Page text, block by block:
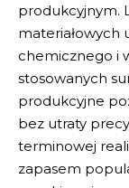
produkcyjnym.
materiałowych
chemicznego i
stosowanych
produkcyjne
bez utraty
terminowej
zapasem